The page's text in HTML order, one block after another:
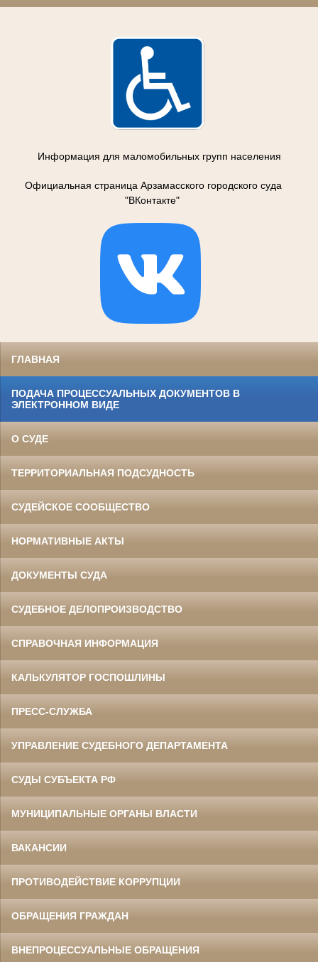
Информация для маломобильных групп населения
Официальная страница Арзамасского городского суда
"ВКонтакте"
ГЛАВНАЯ
ПОДАЧА ПРОЦЕССУАЛЬНЫХ ДОКУМЕНТОВ В
ЭЛЕКТРОННОМ ВИДЕ
О СУДЕ
ТЕРРИТОРИАЛЬНАЯ ПОДСУДНОСТЬ
СУДЕЙСКОЕ СООБЩЕСТВО
НОРМАТИВНЫЕ АКТЫ
ДОКУМЕНТЫ СУДА
СУДЕБНОЕ ДЕЛОПРОИЗВОДСТВО
СПРАВОЧНАЯ ИНФОРМАЦИЯ
КАЛЬКУЛЯТОР ГОСПОШЛИНЫ
ПРЕСС-СЛУЖБА
УПРАВЛЕНИЕ СУДЕБНОГО ДЕПАРТАМЕНТА
СУДЫ СУБЪЕКТА РФ
МУНИЦИПАЛЬНЫЕ ОРГАНЫ ВЛАСТИ
ВАКАНСИИ
ПРОТИВОДЕЙСТВИЕ КОРРУПЦИИ
ОБРАЩЕНИЯ ГРАЖДАН
ВНЕПРОЦЕССУАЛЬНЫЕ ОБРАЩЕНИЯ